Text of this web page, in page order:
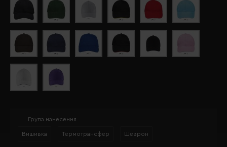
Група нанесення
Вишивка Термотрансфер Шеврон